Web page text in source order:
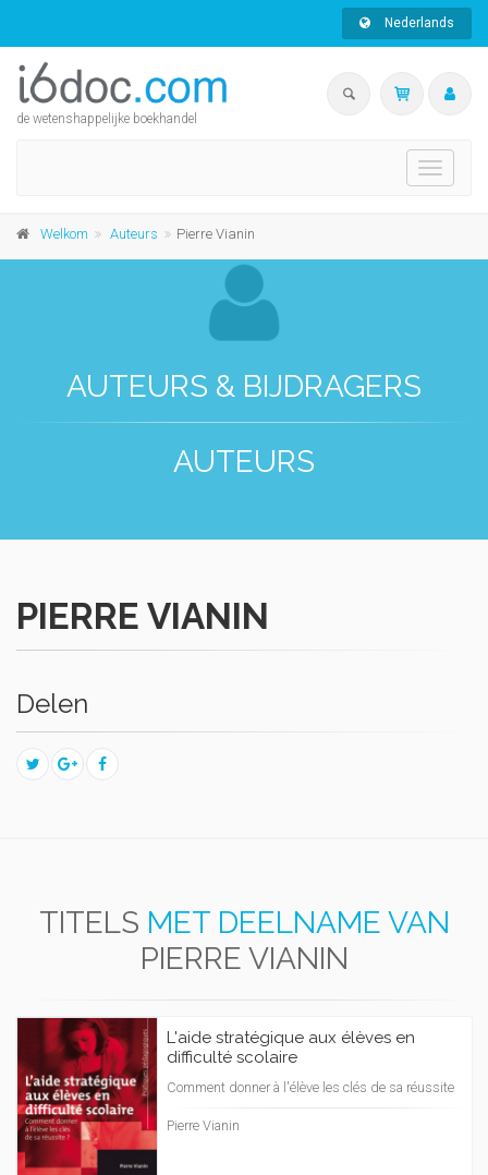
Nederlands
de wetenshappelijke boekhandel
Toggle
Welkom Auteurs Pierre Vianin
AUTEURS & BIJDRAGERS
AUTEURS
PIERRE VIANIN
Delen
TITELS MET DEELNAME VAN
PIERRE VIANIN
L'aide stratégique aux élèves en
difficulté scolaire
Comment donner à l'élève les clés de sa réussite
Pierre Vianin